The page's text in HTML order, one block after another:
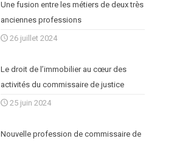
Une fusion entre les métiers de deux très
anciennes professions
26 juillet 2024
Le droit de l’immobilier au cœur des
activités du commissaire de justice
25 juin 2024
Nouvelle profession de commissaire de